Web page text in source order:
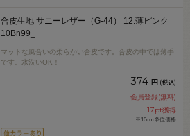
合皮生地 サニーレザー（G-44） 12.薄ピンク
10Bn99_
マットな風合いの柔らかい合皮です。合皮の中では薄手
です。水洗いOK！
374 円 (税込)
会員登録(無料)
17pt獲得
※10cm単位価格